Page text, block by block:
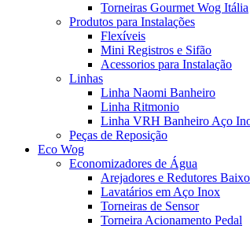
Torneiras Gourmet Wog Itália
Produtos para Instalações
Flexíveis
Mini Registros e Sifão
Acessorios para Instalação
Linhas
Linha Naomi Banheiro
Linha Ritmonio
Linha VRH Banheiro Aço
Peças de Reposição
Eco Wog
Economizadores de Água
Arejadores e Redutores
Lavatários em Aço Inox
Torneiras de Sensor
Torneira Acionamento Pedal